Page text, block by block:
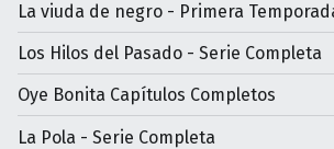
La viuda de negro - Primera
Los Hilos del Pasado - Serie Completa
Oye Bonita Capítulos Completos
La Pola - Serie Completa